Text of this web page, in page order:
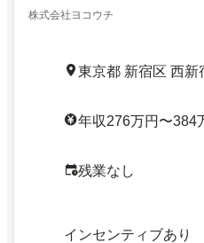
株式会社ヨコウチ
東京都 新宿区 西新
年収276万円〜384
残業なし
インセンティブあり